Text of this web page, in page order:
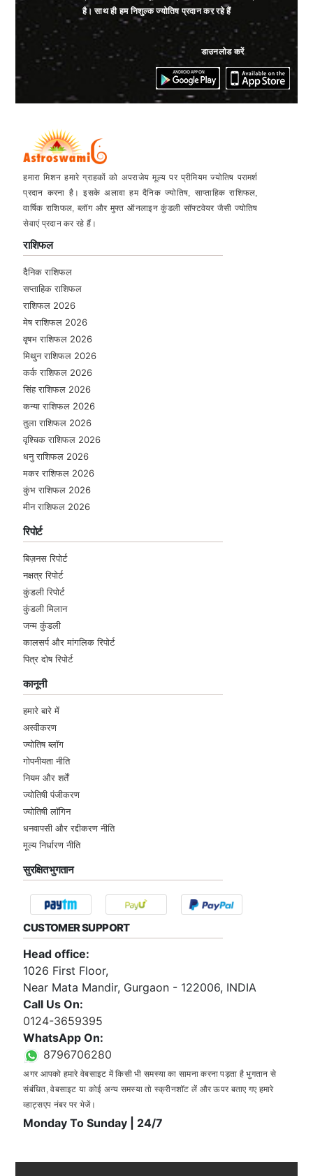
है। साथ ही हम निशुल्क ज्योतिष प्रदान कर रहे हैं
डाउनलोड करें
हमारा मिशन हमारे ग्राहकों को अपराजेय मूल्य पर प्रीमियम ज्योतिष परामर्श
प्रदान करना है। इसके अलावा हम दैनिक ज्योतिष, साप्ताहिक राशिफल,
वार्षिक राशिफल, ब्लॉग और मुफ्त ऑनलाइन कुंडली सॉफ्टवेयर जैसी ज्योतिष
सेवाएं प्रदान कर रहे हैं।
राशिफल
दैनिक राशिफल
सप्ताहिक राशिफल
राशिफल 2026
मेष राशिफल 2026
वृषभ राशिफल 2026
मिथुन राशिफल 2026
कर्क राशिफल 2026
सिंह राशिफल 2026
कन्या राशिफल 2026
तुला राशिफल 2026
वृश्चिक राशिफल 2026
धनु राशिफल 2026
मकर राशिफल 2026
कुंभ राशिफल 2026
मीन राशिफल 2026
रिपोर्ट
बिज़नस रिपोर्ट
नक्षत्र रिपोर्ट
कुंडली रिपोर्ट
कुंडली मिलान
जन्म कुंडली
कालसर्प और मांगलिक रिपोर्ट
पित्र दोष रिपोर्ट
कानूनी
हमारे बारे में
अस्वीकरण
ज्योतिष ब्लॉग
गोपनीयता नीति
नियम और शर्तें
ज्योतिषी पंजीकरण
ज्योतिषी लॉगिन
धनवापसी और रद्दीकरण नीति
मूल्य निर्धारण नीति
सुरक्षित भुगतान
CUSTOMER SUPPORT
Head office:
1026 First Floor,
Near Mata Mandir, Gurgaon - 122006, INDIA
Call Us On:
0124-3659395
WhatsApp On:
8796706280
अगर आपको हमारे वेबसाइट में किसी भी समस्या का सामना करना पड़ता है भुगतान से
संबंधित, वेबसाइट या कोई अन्य समस्या तो स्क्रीनशॉट लें और ऊपर बताए गए हमारे
व्हाट्सएप नंबर पर भेजें।
Monday To Sunday | 24/7